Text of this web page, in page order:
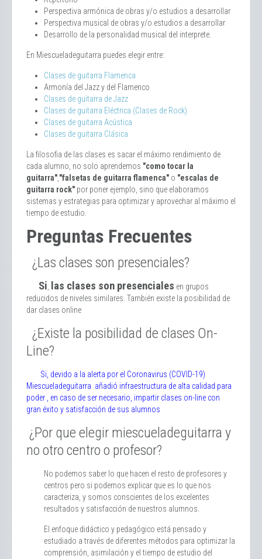
Perspectiva armónica de obras y/o estudios a desarrollar
Perspectiva musical de obras y/o estudios a desarrollar
Desarrollo de la personalidad musical del interprete.
En Miescueladeguitarra puedes elegir entre:
Clases de guitarra Flamenca
Armonía del Jazz y del Flamenco
Clases de guitarra de Jazz
Clases de guitarra Eléctrica (Clases de Rock)
Clases de guitarra Acústica
Clases de guitarra Clásica
La filosofia de las clases es sacar el máximo rendimiento de
cada alumno, no solo aprendemos "como tocar la
guitarra" "falsetas de guitarra flamenca" o "escalas de
guitarra rock" por poner ejemplo, sino que elaboramos
sistemas y estrategias para optimizar y aprovechar al máximo el
tiempo de estudio.
Preguntas Frecuentes
¿Las clases son presenciales?
Si las clases son presenciales en grupos
reducidos de niveles similares. También existe la posibilidad de
dar clases online
¿Existe la posibilidad de clases On-
Line?
Si, devido a la alerta por el Coronavirus (COVID-19)
Miescueladeguitarra añadió infraestructura de alta calidad para
poder , en caso de ser necesario, impartir clases on-line con
gran éxito y satisfacción de sus alumnos
¿Por que elegir miescueladeguitarra y
no otro centro o profesor?
No podemos saber lo que hacen el resto de profesores y
centros pero si podemos explicar que es lo que nos
caracteriza, y somos conscientes de los excelentes
resultados y satisfacción de nuestros alumnos.
El enfoque didáctico y pedagógico está pensado y
estudiado a través de diferentes métodos para optimizar la
comprensión, asimilación y el tiempo de estudio del